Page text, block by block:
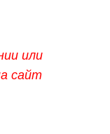
или
сайт